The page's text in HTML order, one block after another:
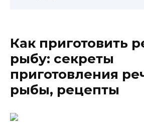
Как приготовить
рыбу: секреты
приготовления
рыбы, рецепты